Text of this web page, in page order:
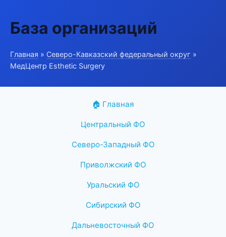
База организаций
Главная » Северо-Кавказский федеральный округ »
МедЦентр Esthetic Surgery
🏠 Главная
Центральный ФО
Северо-Западный ФО
Приволжский ФО
Уральский ФО
Сибирский ФО
Дальневосточный ФО